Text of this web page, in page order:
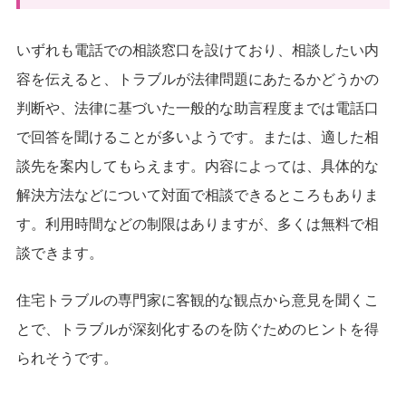
いずれも電話での相談窓口を設けており、相談したい内
容を伝えると、トラブルが法律問題にあたるかどうかの
判断や、法律に基づいた一般的な助言程度までは電話口
で回答を聞けることが多いようです。または、適した相
談先を案内してもらえます。内容によっては、具体的な
解決方法などについて対面で相談できるところもありま
す。利用時間などの制限はありますが、多くは無料で相
談できます。
住宅トラブルの専門家に客観的な観点から意見を聞くこ
とで、トラブルが深刻化するのを防ぐためのヒントを得
られそうです。